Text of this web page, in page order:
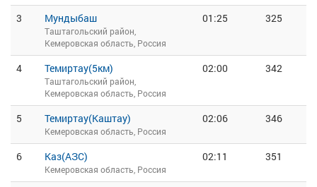
3 Мундыбаш
Таштагольский район,
Кемеровская область, Россия
01:25 325
4 Темиртау(5км)
Таштагольский район,
Кемеровская область, Россия
02:00 342
5 Темиртау(Каштау)
Кемеровская область, Россия
02:06 346
6 Каз(АЗС)
Кемеровская область, Россия
02:11 351